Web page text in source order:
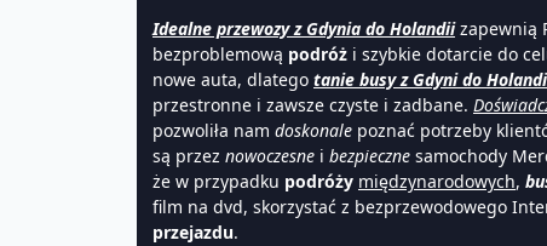
Idealne przewozy z Gdynia do Holandiizapewnią
bezproblemową podróż i szybkie dotarcie do
nowe auta, dlatego tanie busy z Gdyni do
przestronne i zawsze czyste i zadbane.
pozwoliła nam doskonale poznać potrzeby
są przez nowoczesne i bezpieczne samochody
że w przypadku podróży międzynarodowych,
film na dvd, skorzystać z bezprzewodowego
przejazdu.